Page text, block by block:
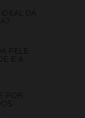
DA
PELE
E A
POR